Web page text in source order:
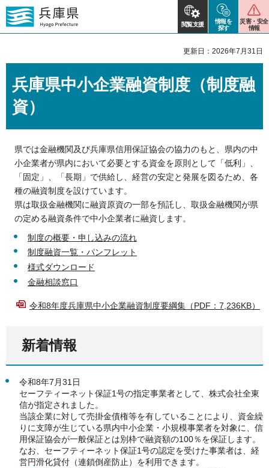
閲覧支援
情報を
探す
災害・安全
情報
更新日：2026年7月31日
兵庫県中小企業融資制度（制度融
資）
県では金融機関及び兵庫県信用保証協会の協力のもと、県内の中
小企業者が県内において必要とする資金を原則として「低利」、
「固定」、「長期」で供給し、経営の安定と発展を図るため、各
種の融資制度を設けています。
県は取扱金融機関に融資原資の一部を預託し、取扱金融機関が県
の定める融資条件で中小企業者に融資します。
制度の概要・申し込みの流れ
制度融資一覧・パンフレット
様式ダウンロード
金融相談窓口
令和8年度兵庫県中小企業融資制度要綱集（PDF：7,236KB）
新着情報
令和8年7月31日
セーフティーネット保証1号の指定事業者として、株式会社全東
信が指定されました。
当該企業に対して売掛金債権等を有していることにより、資金繰
りに支障が生じている県内中小企業・小規模事業者を対象に、信
用保証協会が一般保証とは別枠で融資額の100％を保証します。
なお、セーフティーネット保証1号の認定を受けた事業者は、経
営円滑化貸付（連鎖倒産防止）を利用できます。